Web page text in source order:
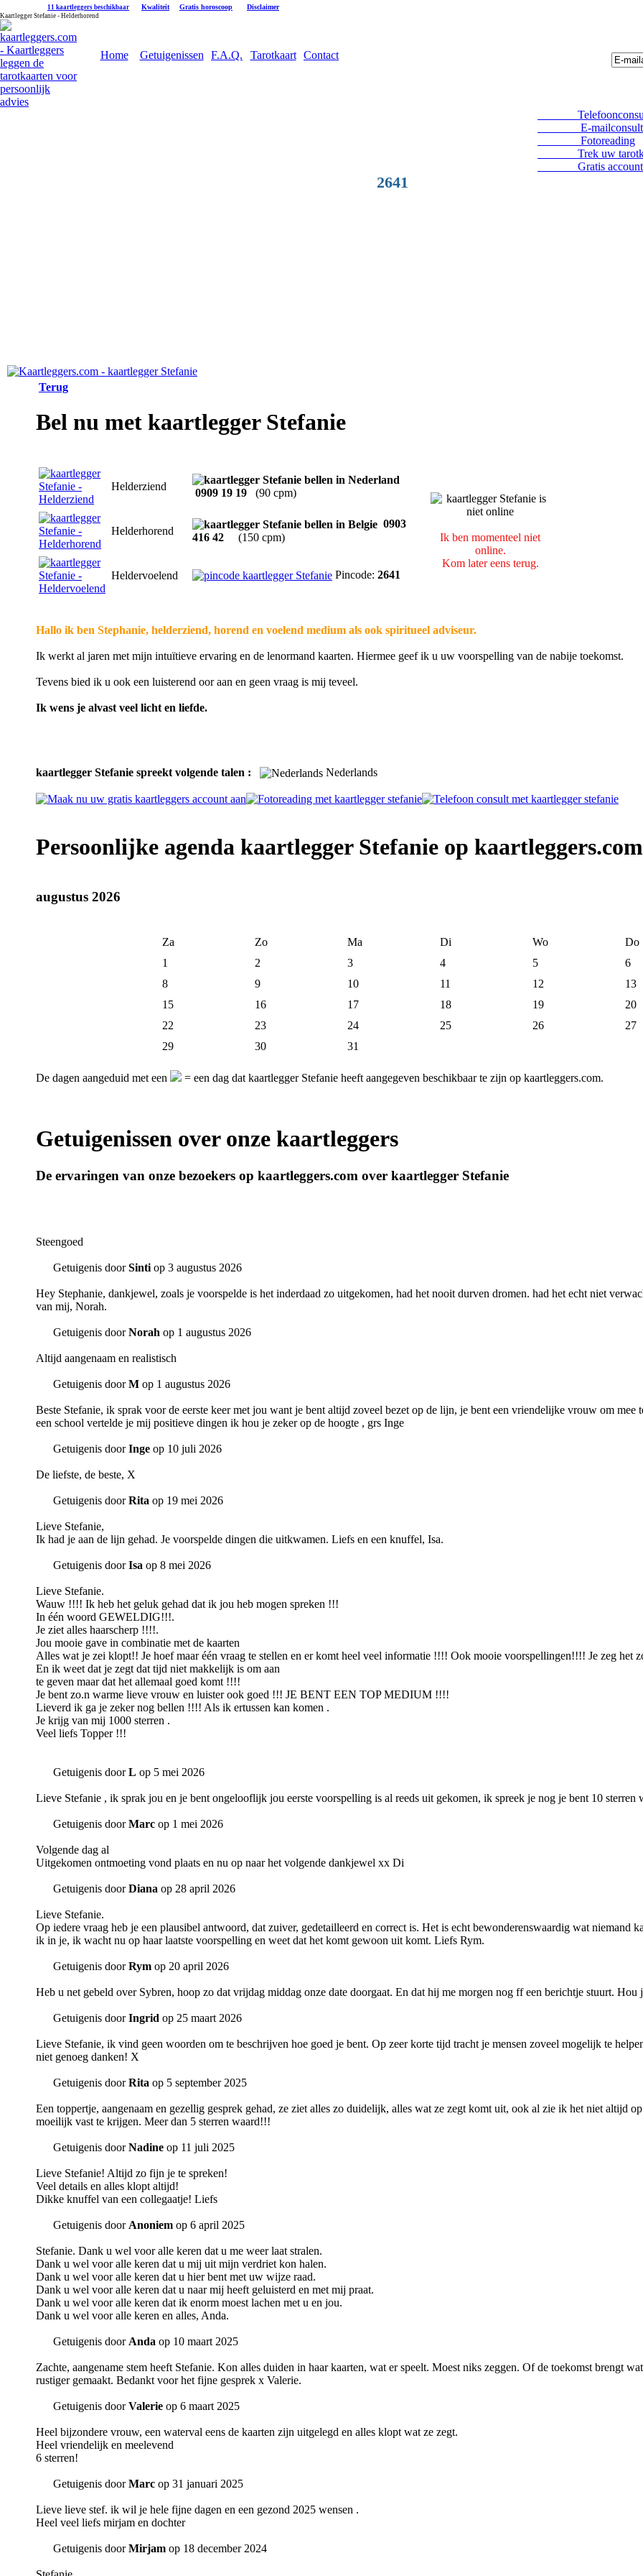
11 kaartleggers beschikbaar Kwaliteit Gratis horoscoop Disclaimer
Kaartlegger Stefanie - Helderhorend
Home Getuigenissen F.A.Q. Tarotkaart Contact
2641
E-mailconsult
Fotoreading
Trek uw
Gratis account
Terug
Bel nu met kaartlegger Stefanie
Helderziend
0909 19 19 (90 cpm)
Ik ben momenteel niet
online.
Kom later eens terug.
Helderhorend
0903
416 42
(150 cpm)
Heldervoelend Pincode: 2641
Hallo ik ben Stephanie, helderziend, horend en voelend medium als ook spiritueel adviseur.
Ik werkt al jaren met mijn intuïtieve ervaring en de lenormand kaarten. Hiermee geef ik u uw voorspelling van de nabije toekomst.
Tevens bied ik u ook een luisterend oor aan en geen vraag is mij teveel.
Ik wens je alvast veel licht en liefde.
kaartlegger Stefanie spreekt volgende talen : Nederlands
Persoonlijke agenda kaartlegger Stefanie op kaartleggers.com
augustus 2026
Za Zo Ma Di Wo
Do
1
2 3 4 5
6
8
9 10 11 12
13
15
16 17 18 19
20
22
23 24 25 26
27
29
30 31
De dagen aangeduid met een = een dag dat kaartlegger Stefanie heeft aangegeven beschikbaar te zijn op kaartleggers.com.
Getuigenissen over onze kaartleggers
De ervaringen van onze bezoekers op kaartleggers.com over kaartlegger Stefanie
Steengoed
Getuigenis doorSinti op 3 augustus 2026
Hey Stephanie, dankjewel, zoals je voorspelde is het inderdaad zo uitgekomen, had het nooit durven dromen. had het echt niet
van mij, Norah.
Getuigenis doorNorah op 1 augustus 2026
Altijd aangenaam en realistisch
Getuigenis doorM op 1 augustus 2026
Beste Stefanie, ik sprak voor de eerste keer met jou want je bent altijd zoveel bezet op de lijn, je bent een vriendelijke vrouw om
een school vertelde je mij positieve dingen ik hou je zeker op de hoogte , grs Inge
Getuigenis doorInge op 10 juli 2026
De liefste, de beste, X
Getuigenis doorRita op 19 mei 2026
Lieve Stefanie,
Ik had je aan de lijn gehad. Je voorspelde dingen die uitkwamen. Liefs en een knuffel, Isa.
Getuigenis doorIsa op 8 mei 2026
Lieve Stefanie.
Wauw !!!! Ik heb het geluk gehad dat ik jou heb mogen spreken !!!
In één woord GEWELDIG!!!.
Je ziet alles haarscherp !!!!.
Jou mooie gave in combinatie met de kaarten
Alles wat je zei klopt!! Je hoef maar één vraag te stellen en er komt heel veel informatie !!!! Ook mooie voorspellingen!!!! Je zeg het
En ik weet dat je zegt dat tijd niet makkelijk is om aan
te geven maar dat het allemaal goed komt !!!!
Je bent zo.n warme lieve vrouw en luister ook goed !!! JE BENT EEN TOP MEDIUM !!!!
Lieverd ik ga je zeker nog bellen !!!! Als ik ertussen kan komen .
Je krijg van mij 1000 sterren .
Veel liefs Topper !!!
Getuigenis doorL op 5 mei 2026
Lieve Stefanie , ik sprak jou en je bent ongelooflijk jou eerste voorspelling is al reeds uit gekomen, ik spreek je nog je bent 10 sterren
Getuigenis doorMarc op 1 mei 2026
Volgende dag al
Uitgekomen ontmoeting vond plaats en nu op naar het volgende dankjewel xx Di
Getuigenis doorDiana op 28 april 2026
Lieve Stefanie.
Op iedere vraag heb je een plausibel antwoord, dat zuiver, gedetailleerd en correct is. Het is echt bewonderenswaardig wat niemand
ik in je, ik wacht nu op haar laatste voorspelling en weet dat het komt gewoon uit komt. Liefs Rym.
Getuigenis doorRym op 20 april 2026
Heb u net gebeld over Sybren, hoop zo dat vrijdag middag onze date doorgaat. En dat hij me morgen nog ff een berichtje stuurt. Hou
Getuigenis doorIngrid op 25 maart 2026
Lieve Stefanie, ik vind geen woorden om te beschrijven hoe goed je bent. Op zeer korte tijd tracht je mensen zoveel mogelijk te
niet genoeg danken! X
Getuigenis doorRita op 5 september 2025
Een toppertje, aangenaam en gezellig gesprek gehad, ze ziet alles zo duidelijk, alles wat ze zegt komt uit, ook al zie ik het niet altijd
moeilijk vast te krijgen. Meer dan 5 sterren waard!!!
Getuigenis doorNadine op 11 juli 2025
Lieve Stefanie! Altijd zo fijn je te spreken!
Veel details en alles klopt altijd!
Dikke knuffel van een collegaatje! Liefs
Getuigenis door Anoniem op 6 april 2025
Stefanie. Dank u wel voor alle keren dat u me weer laat stralen.
Dank u wel voor alle keren dat u mij uit mijn verdriet kon halen.
Dank u wel voor alle keren dat u hier bent met uw wijze raad.
Dank u wel voor alle keren dat u naar mij heeft geluisterd en met mij praat.
Dank u wel voor alle keren dat ik enorm moest lachen met u en jou.
Dank u wel voor alle keren en alles, Anda.
Getuigenis door Anda op 10 maart 2025
Zachte, aangename stem heeft Stefanie. Kon alles duiden in haar kaarten, wat er speelt. Moest niks zeggen. Of de toekomst brengt
rustiger gemaakt. Bedankt voor het fijne gesprek x Valerie.
Getuigenis doorValerie op 6 maart 2025
Heel bijzondere vrouw, een waterval eens de kaarten zijn uitgelegd en alles klopt wat ze zegt.
Heel vriendelijk en meelevend
6 sterren!
Getuigenis doorMarc op 31 januari 2025
Lieve lieve stef. ik wil je hele fijne dagen en een gezond 2025 wensen .
Heel veel liefs mirjam en dochter
Getuigenis doorMirjam op 18 december 2024